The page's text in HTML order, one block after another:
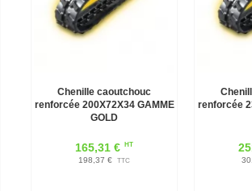
Chenille caoutchouc
renforcée 200X72X34 GAMME
GOLD
165,31 € HT
198,37 € TTC
renforcée